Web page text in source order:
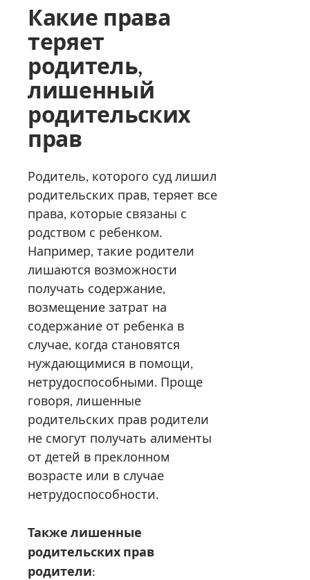
Какие права
теряет
родитель,
лишенный
родительских
прав
Родитель, которого суд лишил
родительских прав, теряет все
права, которые связаны с
родством с ребенком.
Например, такие родители
лишаются возможности
получать содержание,
возмещение затрат на
содержание от ребенка в
случае, когда становятся
нуждающимися в помощи,
нетрудоспособными. Проще
говоря, лишенные
родительских прав родители
не смогут получать алименты
от детей в преклонном
возрасте или в случае
нетрудоспособности.
Также лишенные
родительских прав
родители: